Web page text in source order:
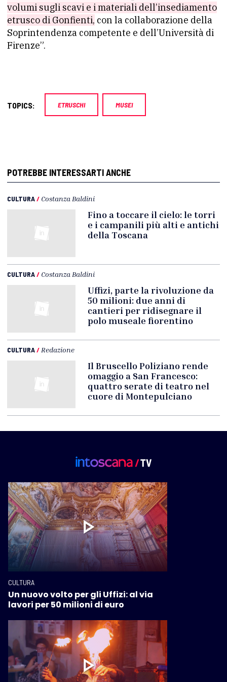
volumi sugli scavi e i materiali dell’insediamento
etrusco di Gonfienti, con la collaborazione della
Soprintendenza competente e dell’Università di
Firenze”.
TOPICS: ETRUSCHI MUSEI
POTREBBE INTERESSARTI ANCHE
CULTURA/ Costanza Baldini
Fino a toccare il cielo: le torri
e i campanili più alti e antichi
della Toscana
CULTURA/ Costanza Baldini
Uffizi, parte la rivoluzione da
50 milioni: due anni di
cantieri per ridisegnare il
polo museale fiorentino
CULTURA/ Redazione
Il Bruscello Poliziano rende
omaggio a San Francesco:
quattro serate di teatro nel
cuore di Montepulciano
CULTURA
Un nuovo volto per gli Uffizi: al via
lavori per 50 milioni di euro